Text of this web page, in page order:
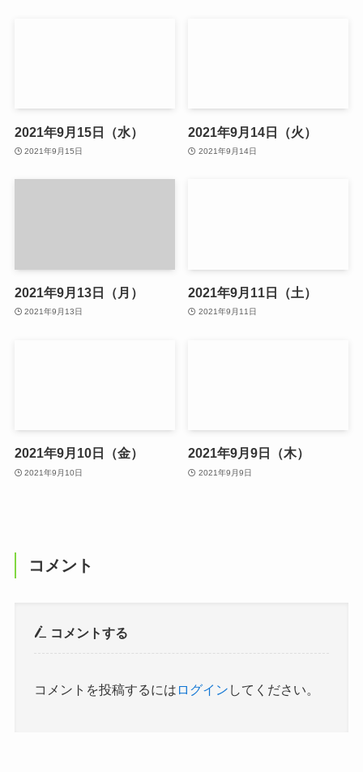
2021年9月15日（水）
2021年9月15日
2021年9月14日（火）
2021年9月14日
2021年9月13日（月）
2021年9月13日
2021年9月11日（土）
2021年9月11日
2021年9月10日（金）
2021年9月10日
2021年9月9日（木）
2021年9月9日
コメント
コメントする
コメントを投稿するには ログイン してください。